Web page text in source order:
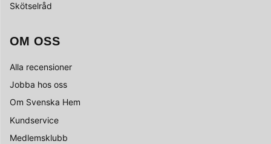
Skötselråd
OM OSS
Alla recensioner
Jobba hos oss
Om Svenska Hem
Kundservice
Medlemsklubb